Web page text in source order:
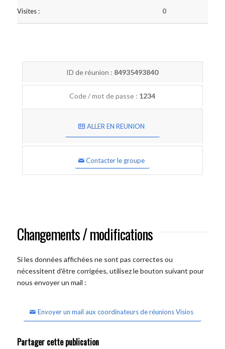
Visites : 0
ID de réunion : 84935493840
Code / mot de passe : 1234
ALLER EN REUNION
Contacter le groupe
Changements / modifications
Si les données affichées ne sont pas correctes ou
nécessitent d'être corrigées, utilisez le bouton suivant pour
nous envoyer un mail :
Envoyer un mail aux coordinateurs de réunions Visios
Partager cette publication